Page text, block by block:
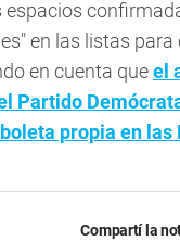
en las listas
en cuenta queel
Partido
propia en las
Compartí la